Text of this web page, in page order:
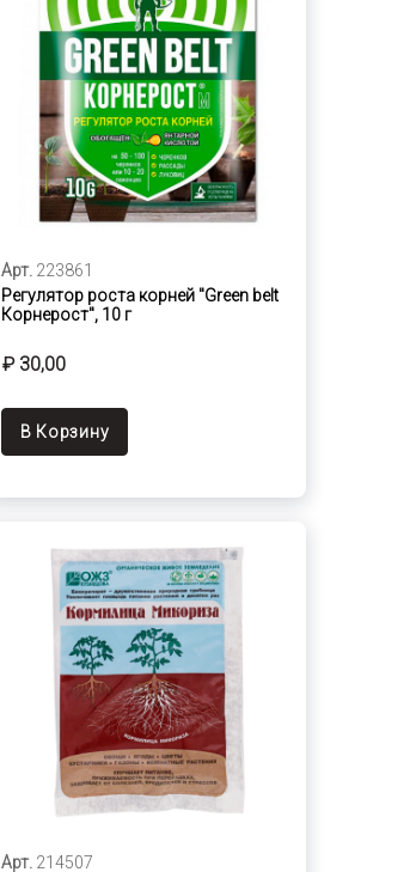
Арт. 223861
Регулятор роста корней "Green belt
Корнерост", 10 г
₽ 30,00
В Корзину
Арт. 214507